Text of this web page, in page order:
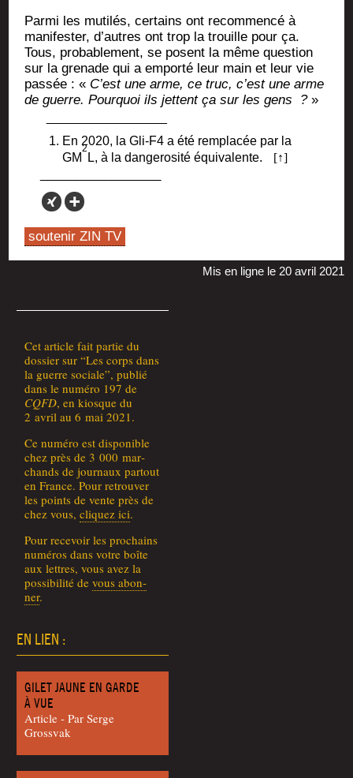
Cet article fait par­tie du
dos­sier sur “Les corps dans
la guerre sociale”, publié
dans le numé­ro 197 de
CQFD, en kiosque du
2 avril au 6 mai 2021.
Ce numé­ro est dis­po­nible
chez près de 3 000 mar­
chands de jour­naux par­tout
en France. Pour retrou­ver
les points de vente près de
chez vous,cli­quez ici.
Pour rece­voir les pro­chains
numé­ros dans votre boîte
aux lettres, vous avez la
pos­si­bi­li­té devous abon­
ner.
EN LIEN :
GILET JAUNE EN GARDE
À VUE
Article - Par Serge
Grossvak
Par­mi les muti­lés, cer­tains ont recom­men­cé à
mani­fes­ter, d’autres ont trop la trouille pour ça.
Tous, pro­ba­ble­ment, se posent la même ques­tion
sur la gre­nade qui a empor­té leur main et leur vie
pas­sée : « C’est une arme, ce truc, c’est une arme
de guerre. Pour­quoi ils jettent ça sur les gens
?»
En 2020, la Gli-F4 a été rem­pla­cée par la
GM
2
L, à la dan­ge­ro­si­té équivalente.
soutenir ZIN TV
Mis en ligne le 20 avril 2021